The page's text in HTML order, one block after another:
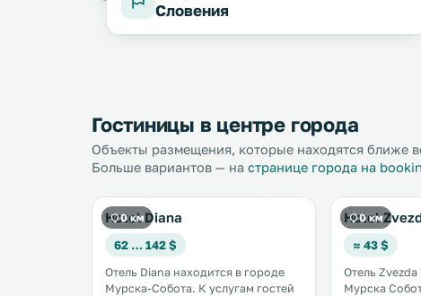
Словения
Гостиницы в центре города
Объекты размещения, которые находятся ближе
Больше вариантов — на странице города на
0 км
Hotel Diana
62 … 142 $
Отель Diana находится в городе
Мурска-Собота. К услугам гостей
0 км
Hotel
≈ 43 $
Отель
Мурска Соботы. К услугам